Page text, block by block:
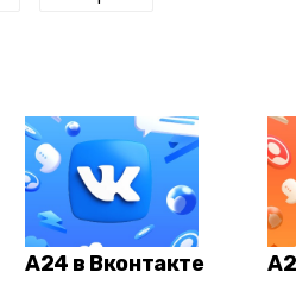
А24 в Вконтакте